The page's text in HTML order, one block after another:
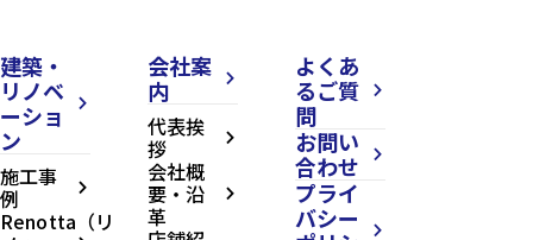
建築・
リノベ
ーショ
ン
arrow_forward_ios
施工事
例 arrow_forward_ios
Renotta（リ
会社案
内
arrow_forward_ios
代表挨
拶 arrow_forward_ios
会社概
要・沿
革
arrow_forward_ios
よくあ
るご質
問
arrow_forward_ios
お問い
合わせ
arrow_forward_ios
プライ
バシー
arrow_forward_ios